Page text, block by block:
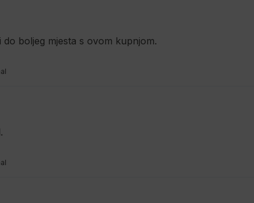
boljeg mjesta s ovom kupnjom.